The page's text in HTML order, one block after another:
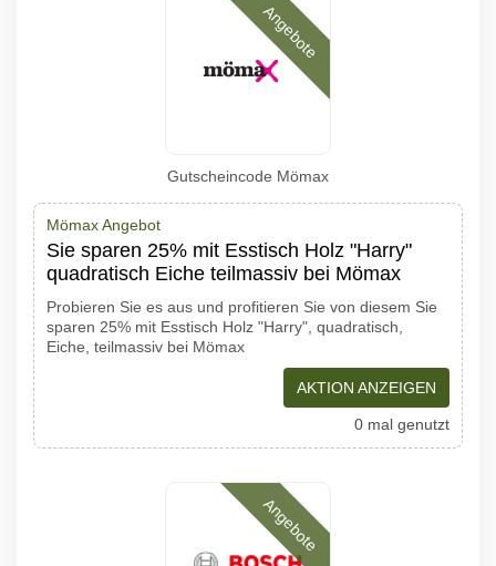
Angebote
Gutscheincode Mömax
Mömax Angebot
Sie sparen 25% mit Esstisch Holz "Harry"
quadratisch Eiche teilmassiv bei Mömax
Probieren Sie es aus und profitieren Sie von diesem Sie
sparen 25% mit Esstisch Holz "Harry", quadratisch,
Eiche, teilmassiv bei Mömax
AKTION ANZEIGEN
0 mal genutzt
Angebote